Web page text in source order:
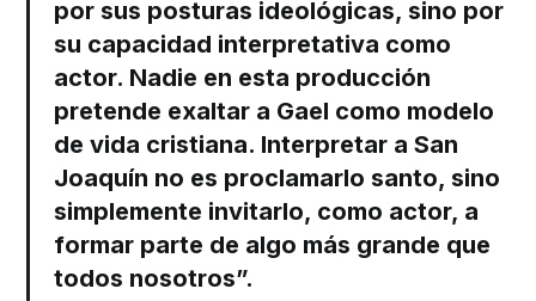
por sus posturas ideológicas, sino por
su capacidad interpretativa como
actor. Nadie en esta producción
pretende exaltar a Gael como modelo
de vida cristiana. Interpretar a San
Joaquín no es proclamarlo santo, sino
simplemente invitarlo, como actor, a
formar parte de algo más grande que
todos nosotros”.